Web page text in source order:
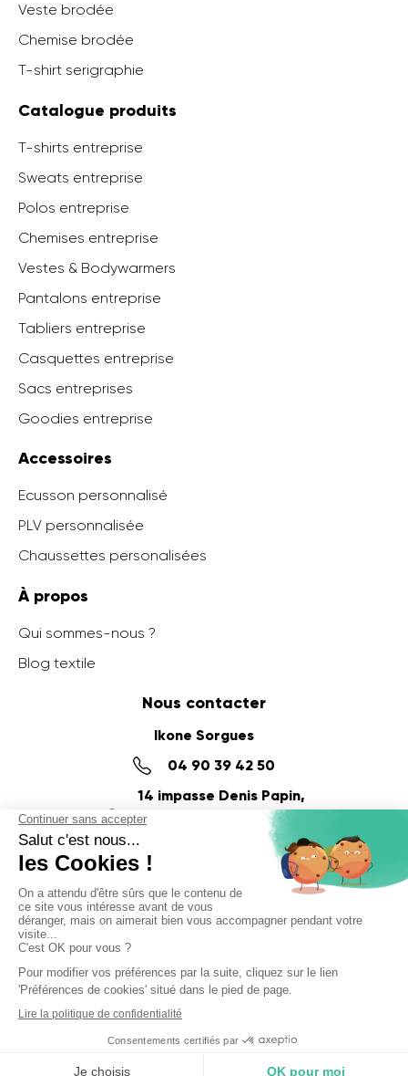
Veste brodée
Chemise brodée
T-shirt serigraphie
Catalogue produits
T-shirts entreprise
Sweats entreprise
Polos entreprise
Chemises entreprise
Vestes & Bodywarmers
Pantalons entreprise
Tabliers entreprise
Casquettes entreprise
Sacs entreprises
Goodies entreprise
Accessoires
Ecusson personnalisé
PLV personnalisée
Chaussettes personalisées
À propos
Qui sommes-nous ?
Blog textile
Nous contacter
Ikone Sorgues
04 90 39 42 50
14 impasse Denis Papin,
ZI du Fournalet
84700 SORGUES
03 56 57 57 60
58 Rue de la Commanderie,
© Ikone 2025
Politique de confidentialitéMentions légales